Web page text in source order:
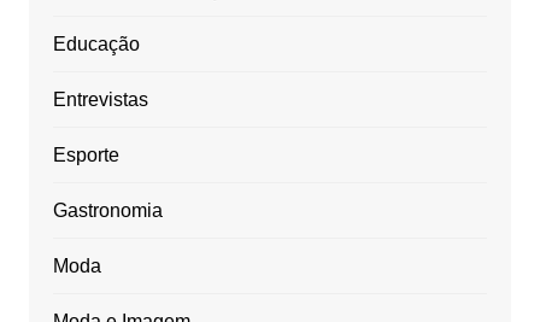
Educação
Entrevistas
Esporte
Gastronomia
Moda